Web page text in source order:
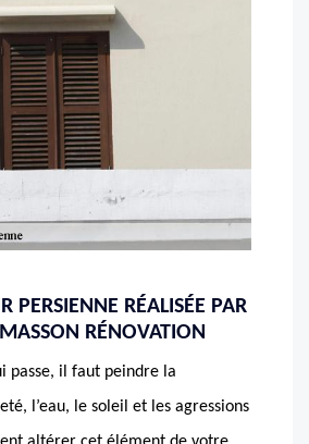
PERSIENNE RÉALISÉE PAR
RÉNOVATION
passe, il faut peindre la
l’eau, le soleil et les agressions